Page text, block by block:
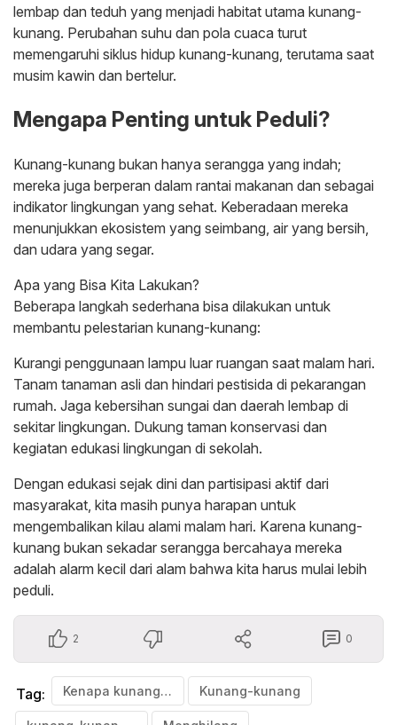
lembap dan teduh yang menjadi habitat utama kunang-
kunang. Perubahan suhu dan pola cuaca turut
memengaruhi siklus hidup kunang-kunang, terutama saat
musim kawin dan bertelur.
Mengapa Penting untuk Peduli?
Kunang-kunang bukan hanya serangga yang indah;
mereka juga berperan dalam rantai makanan dan sebagai
indikator lingkungan yang sehat. Keberadaan mereka
menunjukkan ekosistem yang seimbang, air yang bersih,
dan udara yang segar.
Apa yang Bisa Kita Lakukan?
Beberapa langkah sederhana bisa dilakukan untuk
membantu pelestarian kunang-kunang:
Kurangi penggunaan lampu luar ruangan saat malam hari.
Tanam tanaman asli dan hindari pestisida di pekarangan
rumah. Jaga kebersihan sungai dan daerah lembap di
sekitar lingkungan. Dukung taman konservasi dan
kegiatan edukasi lingkungan di sekolah.
Dengan edukasi sejak dini dan partisipasi aktif dari
masyarakat, kita masih punya harapan untuk
mengembalikan kilau alami malam hari. Karena kunang-
kunang bukan sekadar serangga bercahaya mereka
adalah alarm kecil dari alam bahwa kita harus mulai lebih
peduli.
2 0
Tag: Kenapa kunang-kunang Menghilang? Kunang-kunang